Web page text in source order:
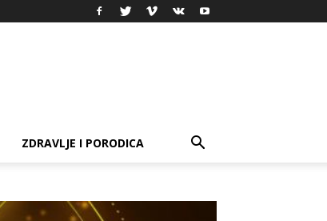
ZDRAVLJE I PORODICA